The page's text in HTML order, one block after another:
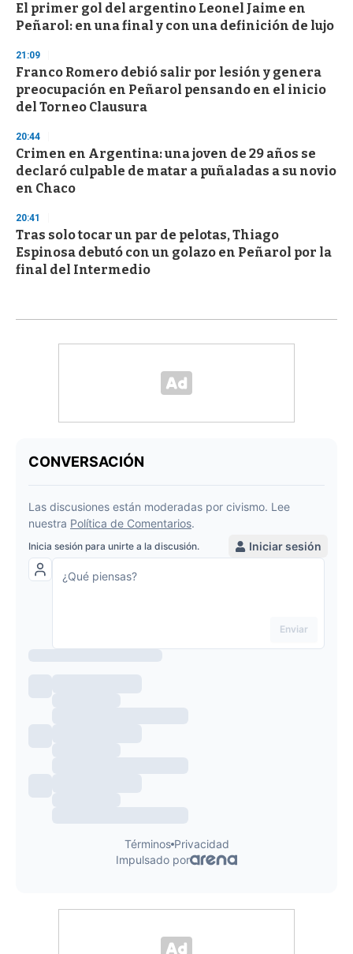
El primer gol del argentino Leonel Jaime en
Peñarol: en una final y con una definición de lujo
21:09
Franco Romero debió salir por lesión y genera
preocupación en Peñarol pensando en el inicio
del Torneo Clausura
20:44
Crimen en Argentina: una joven de 29 años se
declaró culpable de matar a puñaladas a su novio
en Chaco
20:41
Tras solo tocar un par de pelotas, Thiago
Espinosa debutó con un golazo en Peñarol por la
final del Intermedio